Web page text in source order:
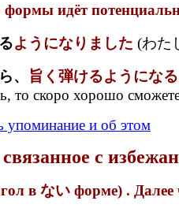
формы идёт
ようになりました (わた
、
旨く弾けるようにな
то скоро хорошо
упоминание и об этом
с
в ない форме) . Далее